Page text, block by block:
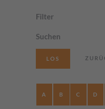
Filter
Suchen
A B C D